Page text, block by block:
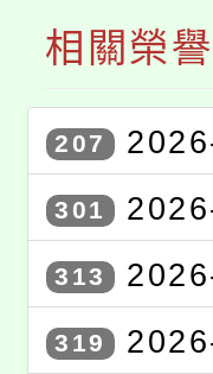
相關榮
207
度雙語聯
301
藝競賽獲
313
度校園回
319